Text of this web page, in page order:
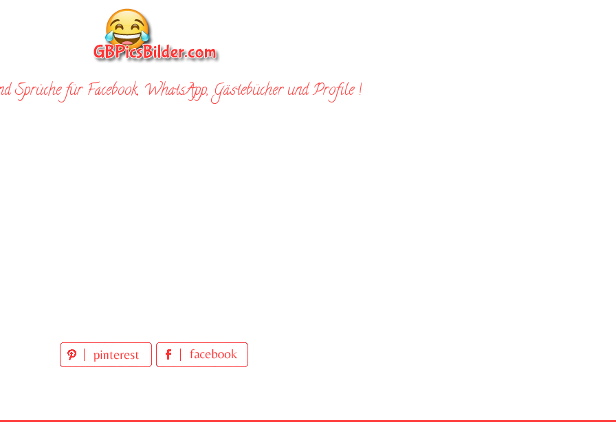
Sprüche für Facebook, WhatsApp, Gästebücher und Profile !